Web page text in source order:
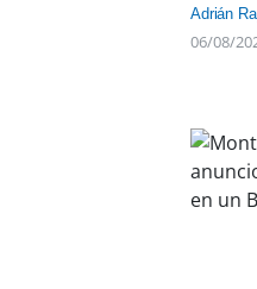
Adrián
06/08/